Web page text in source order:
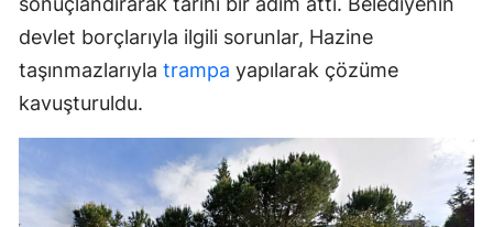
devlet borçlarıyla ilgili sorunlar, Hazine
taşınmazlarıyla trampa yapılarak çözüme
kavuşturuldu.